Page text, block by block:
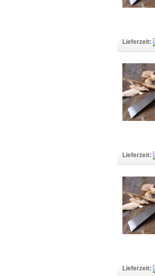
Lieferzeit:
Lieferzeit:
Lieferzeit: